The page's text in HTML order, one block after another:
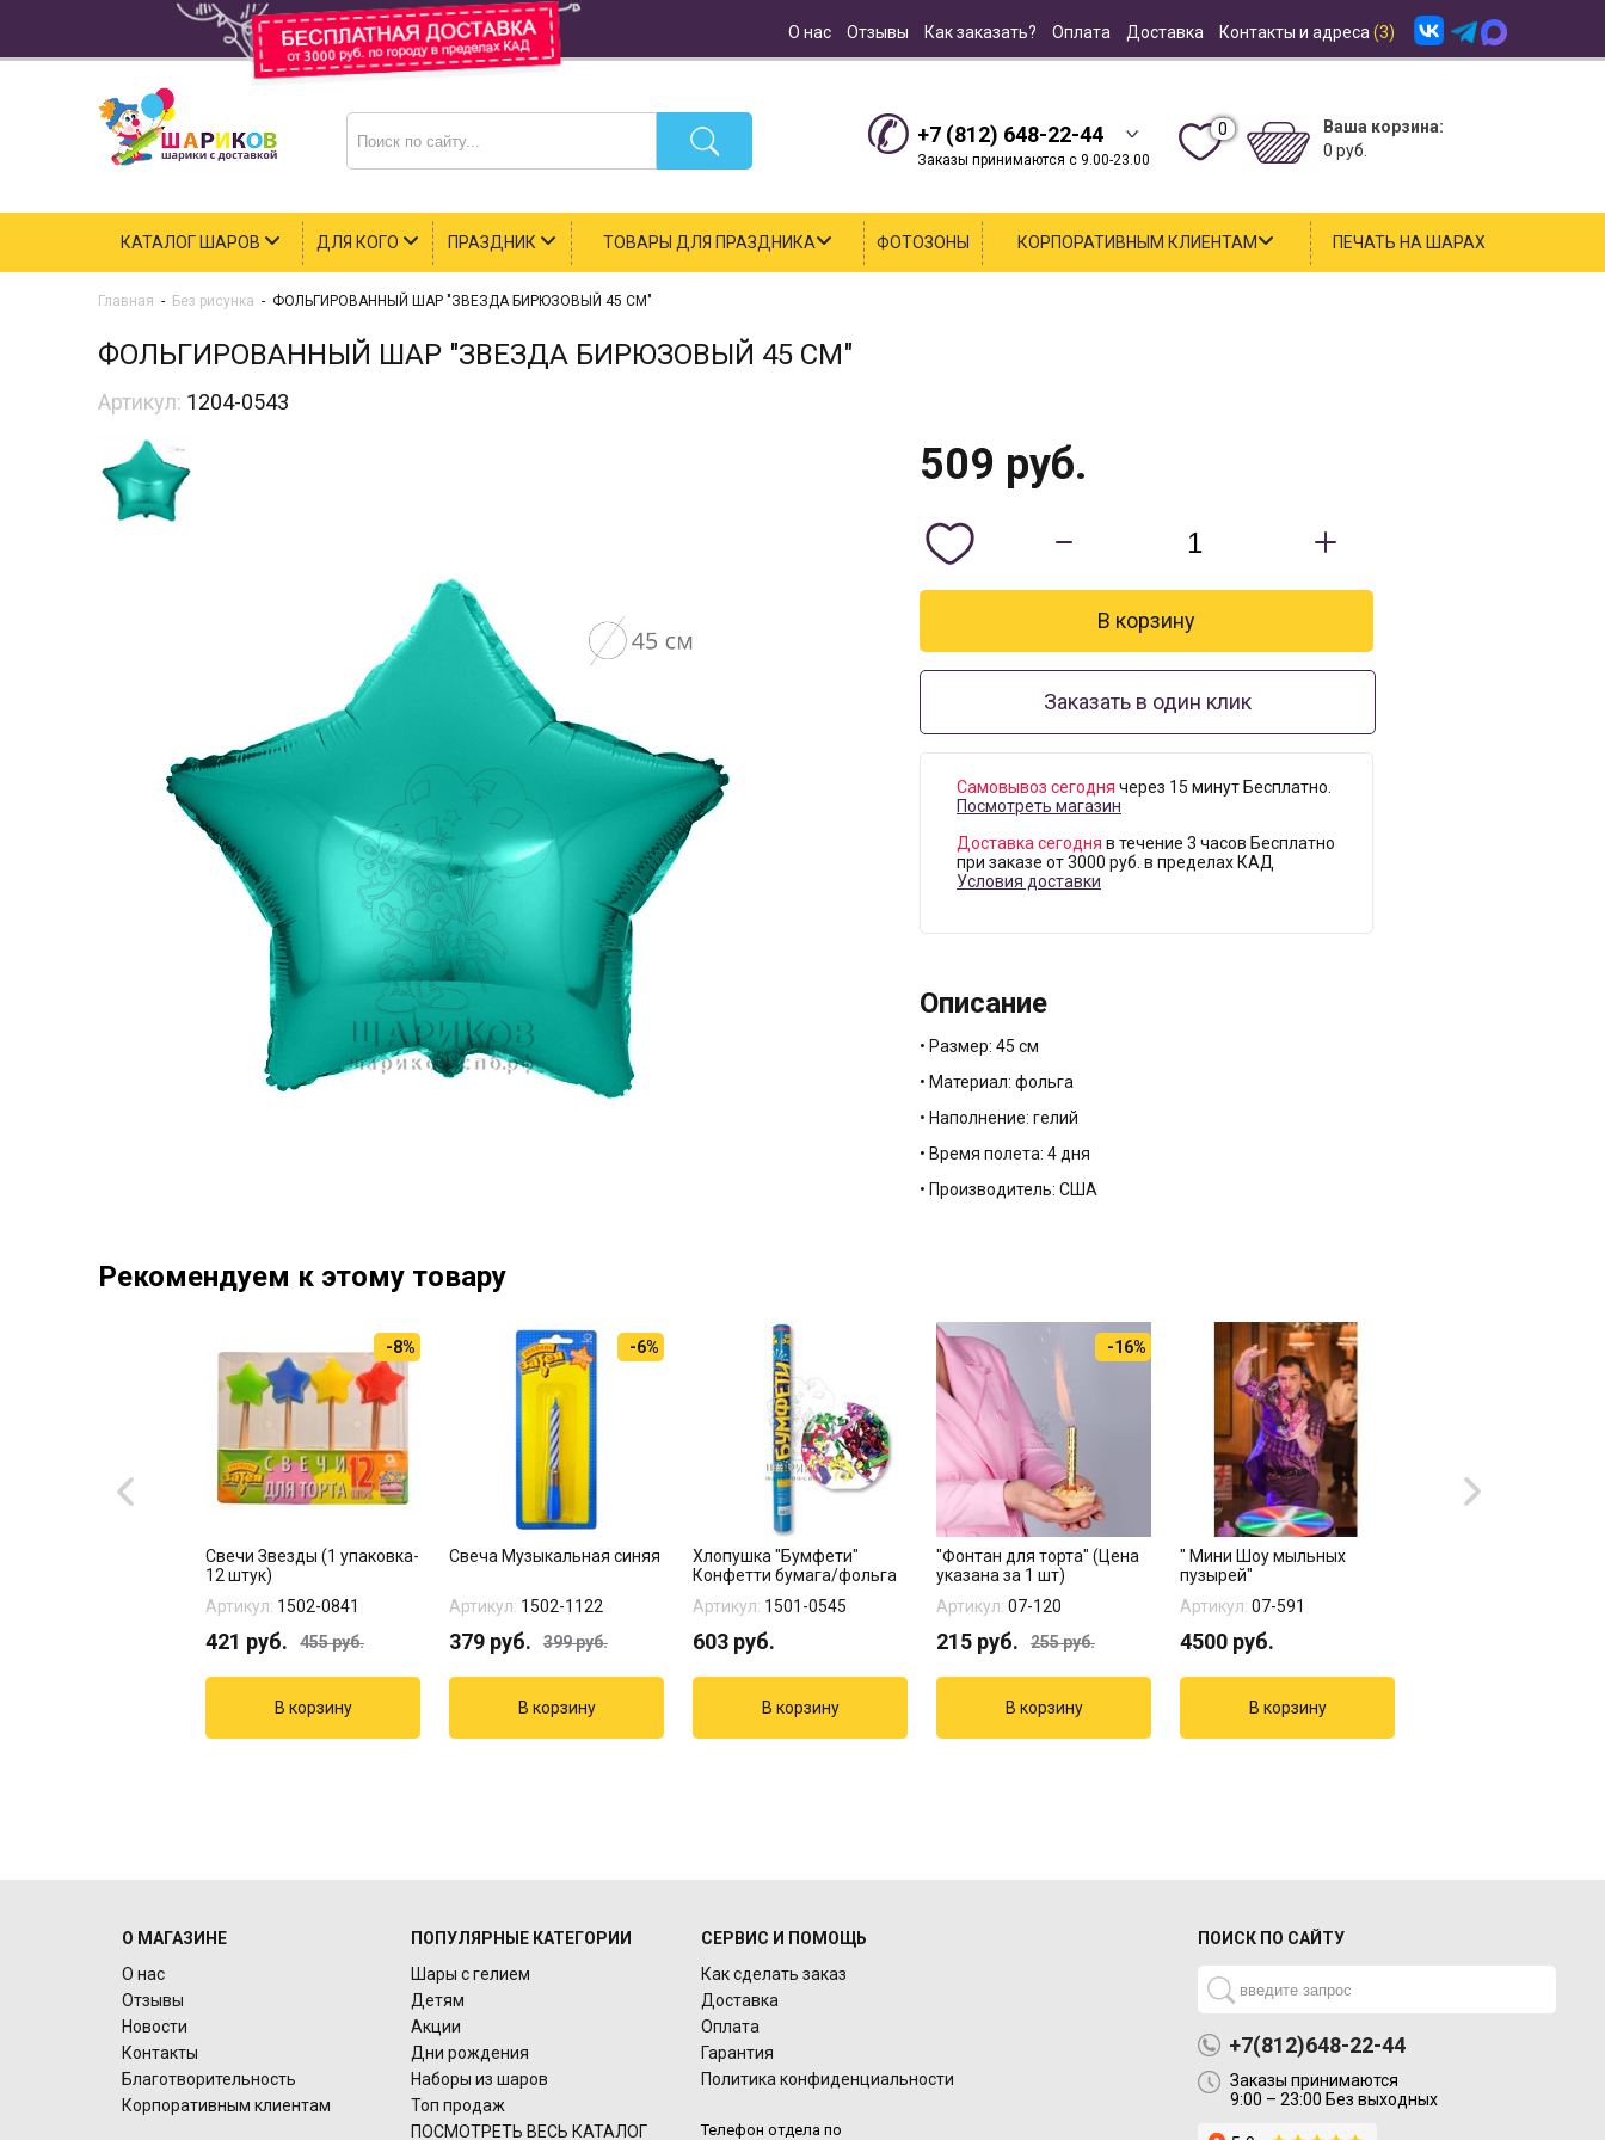
О нас Отзывы Как заказать? Оплата Доставка Контакты и адреса (3)
+7 (812) 648-22-44
Заказы принимаются с 9.00-23.00
0
Ваша корзина:
0 руб.
КАТАЛОГ ШАРОВ ДЛЯ КОГО ПРАЗДНИК ТОВАРЫ ДЛЯ ПРАЗДНИКА ФОТОЗОНЫ КОРПОРАТИВНЫМ КЛИЕНТАМ ПЕЧАТЬ НА ШАРАХ
Главная - Без рисунка - ФОЛЬГИРОВАННЫЙ ШАР "ЗВЕЗДА БИРЮЗОВЫЙ 45 СМ"
ФОЛЬГИРОВАННЫЙ ШАР "ЗВЕЗДА БИРЮЗОВЫЙ 45 СМ"
Артикул: 1204-0543
509 руб.
Заказать в один клик
Самовывоз сегодня через 15 минут Бесплатно.
Посмотреть магазин
Доставка сегодня в течение 3 часов Бесплатно
при заказе от 3000 руб. в пределах КАД
Условия доставки
Описание
• Размер: 45 см
• Материал: фольга
• Наполнение: гелий
• Время полета: 4 дня
• Производитель: США
Рекомендуем к этому товару
-8%
Свечи Звезды (1 упаковка-
12 штук)
Артикул: 1502-0841
421 руб. 455руб.
-6%
Свеча Музыкальная синяя
Артикул: 1502-1122
379 руб. 399руб.
Хлопушка "Бумфети"
Конфетти бумага/фольга
Артикул: 1501-0545
603 руб.
-16%
"Фонтан для торта" (Цена
указана за 1 шт)
Артикул: 07-120
215 руб. 255руб.
" Мини Шоу мыльных
пузырей"
Артикул: 07-591
4500 руб.
О МАГАЗИНЕ
О нас
Отзывы
Новости
Контакты
Благотворительность
Корпоративным клиентам
ПОПУЛЯРНЫЕ КАТЕГОРИИ
Шары с гелием
Детям
Акции
Дни рождения
Наборы из шаров
Топ продаж
ПОСМОТРЕТЬ ВЕСЬ КАТАЛОГ
СЕРВИС И ПОМОЩЬ
Как сделать заказ
Доставка
Оплата
Гарантия
Политика конфиденциальности
Телефон отдела по
ПОИСК ПО САЙТУ
+7(812)648-22-44
Заказы принимаются
9:00 – 23:00 Без выходных